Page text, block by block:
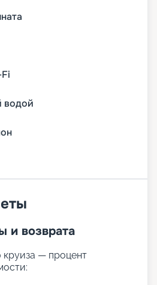
водой
и возврата
круиза — процент